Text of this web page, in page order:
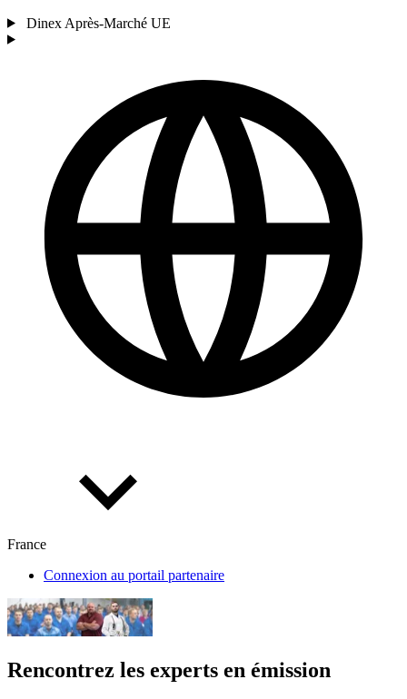
Dinex Après-Marché UE
France
Connexion au portail partenaire
Rencontrez les experts en émission